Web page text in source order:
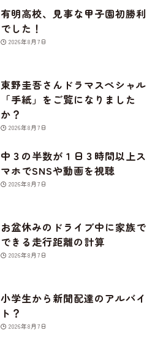
有明高校、見事な甲子園初勝利
でした！
2026年8月7日
東野圭吾さんドラマスペシャル
「手紙」をご覧になりました
か？
2026年8月7日
中３の半数が１日３時間以上ス
マホでSNSや動画を視聴
2026年8月7日
お盆休みのドライブ中に家族で
できる走行距離の計算
2026年8月7日
小学生から新聞配達のアルバイ
ト？
2026年8月7日